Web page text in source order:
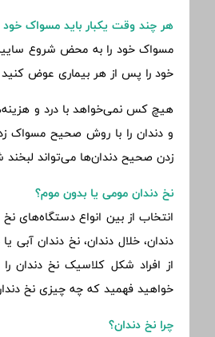
هر چند وقت یکبار باید مسواک
مسواک خود را به محض شروع
خود را پس از هر بیماری عوض
هیچ کس نمی‌خواهد با درد و
و دندان را با روش صحیح مسواک
زدن صحیح دندان‌ها می‌تواند لبخند
نخ دندان مومی یا بدون موم؟
انتخاب از بین انواع دستگاه‌های
دندان، خلال دندان، نخ دندان
از افراد شکل کلاسیک نخ دندان
خواهید فهمید که چه چیزی نخ
چرا نخ دندان؟